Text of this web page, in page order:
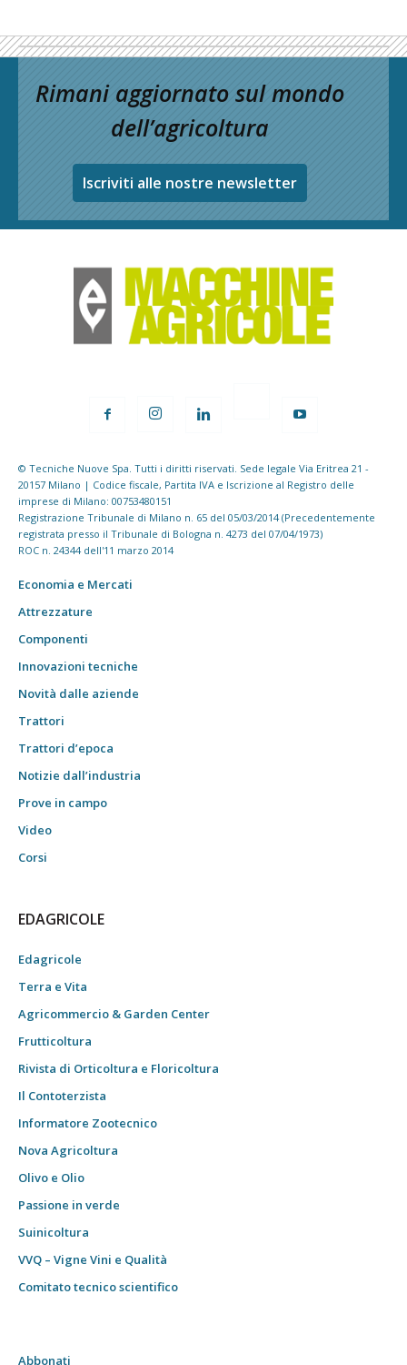
Rimani aggiornato sul mondo
dell’agricoltura
Iscriviti alle nostre newsletter
© Tecniche Nuove Spa. Tutti i diritti riservati. Sede legale Via Eritrea 21 -
20157 Milano | Codice fiscale, Partita IVA e Iscrizione al Registro delle
imprese di Milano: 00753480151
Registrazione Tribunale di Milano n. 65 del 05/03/2014 (Precedentemente
registrata presso il Tribunale di Bologna n. 4273 del 07/04/1973)
ROC n. 24344 dell'11 marzo 2014
Economia e Mercati
Attrezzature
Componenti
Innovazioni tecniche
Novità dalle aziende
Trattori
Trattori d’epoca
Notizie dall’industria
Prove in campo
Video
Corsi
EDAGRICOLE
Edagricole
Terra e Vita
Agricommercio & Garden Center
Frutticoltura
Rivista di Orticoltura e Floricoltura
Il Contoterzista
Informatore Zootecnico
Nova Agricoltura
Olivo e Olio
Passione in verde
Suinicoltura
VVQ – Vigne Vini e Qualità
Comitato tecnico scientifico
Abbonati